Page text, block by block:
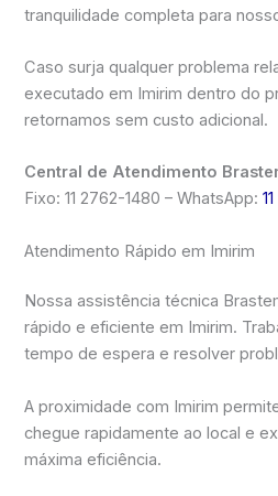
tranquilidade completa para
Caso surja qualquer problema
executado em Imirim dentro do
retornamos sem custo adicional.
Central de Atendimento
Fixo: 11 2762-1480 – WhatsApp:
Atendimento Rápido em Imirim
Nossa assistência técnica
rápido e eficiente em Imirim.
tempo de espera e resolver
A proximidade com Imirim
chegue rapidamente ao local e
máxima eficiência.